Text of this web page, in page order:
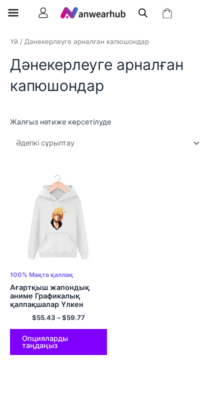
Үй / Дәнекерлеуге арналған капюшондар
Дәнекерлеуге арналған
капюшондар
Жалғыз нәтиже көрсетілуде
100% Мақта қалпақ
Ағартқыш жапондық
аниме Графикалық
қалпақшалар Үлкен
өлшемді пуловер
капюшонды свит-көйлек
ЕО өлшемді юбкалары
Полиэстер юбкалары
Түрлі түсті
$55.43 –$59.77
Опцияларды
таңдаңыз